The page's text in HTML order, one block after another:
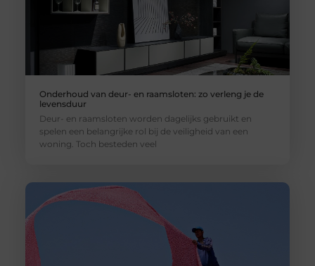
Onderhoud van deur- en raamsloten: zo verleng je de
levensduur
Deur- en raamsloten worden dagelijks gebruikt en
spelen een belangrijke rol bij de veiligheid van een
woning. Toch besteden veel